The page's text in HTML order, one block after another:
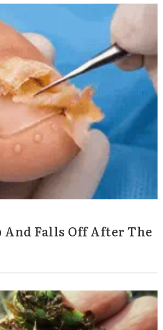
And Falls Off After The